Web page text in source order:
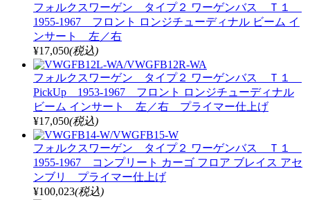
フォルクスワーゲン タイプ２ ワーゲンバス Ｔ１
1955-1967 フロント ロンジチューディナル ビーム イ
ンサート 左／右
¥17,050(税込)
フォルクスワーゲン タイプ２ ワーゲンバス Ｔ１
PickUp 1953-1967 フロント ロンジチューディナル
ビーム インサート 左／右 プライマー仕上げ
¥17,050(税込)
フォルクスワーゲン タイプ２ ワーゲンバス Ｔ１
1955-1967 コンプリート カーゴ フロア ブレイス アセ
ンブリ プライマー仕上げ
¥100,023(税込)